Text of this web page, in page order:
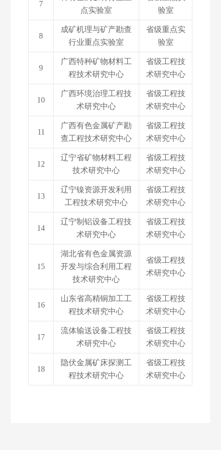
7
点实验室
验室
8
成矿机理与矿产勘查
行业重点实验室
省级重点实
验室
9
广西特种矿物材料工
程技术研究中心
省级工程技
术研究中心
10
广西环境治理工程技
术研究中心
省级工程技
术研究中心
11
广西有色金属矿产勘
查工程技术研究中心
省级工程技
术研究中心
12
辽宁省矿物材料工程
技术研究中心
省级工程技
术研究中心
13
辽宁镍资源开发利用
工程技术研究中心
省级工程技
术研究中心
14
辽宁制铝设备工程技
术研究中心
省级工程技
术研究中心
15
湖北省有色金属资源
开发与综合利用工程
技术研究中心
省级工程技
术研究中心
16
山东省高精铜加工工
程技术研究中心
省级工程技
术研究中心
17
流体输送设备工程技
术研究中心
省级工程技
术研究中心
18
隐伏金属矿床探测工
程技术研究中心
省级工程技
术研究中心